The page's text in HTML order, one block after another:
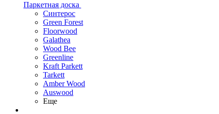
Паркетная доска
Синтерос
Green Forest
Floorwood
Galathea
Wood Bee
Greenline
Kraft Parkett
Tarkett
Amber Wood
Auswood
Еще